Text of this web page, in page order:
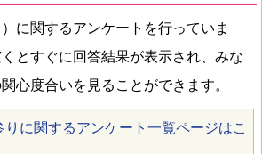
に関するアンケートを行っていま
とすぐに回答結果が表示され、みな
心度合いを見ることができます。
に関するアンケート一覧ページはこ